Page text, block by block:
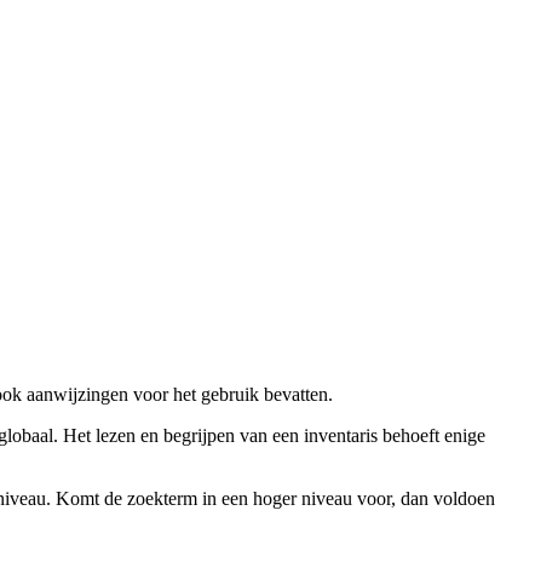
aanwijzingen voor het gebruik bevatten.
Het lezen en begrijpen van een inventaris behoeft enige
Komt de zoekterm in een hoger niveau voor, dan voldoen